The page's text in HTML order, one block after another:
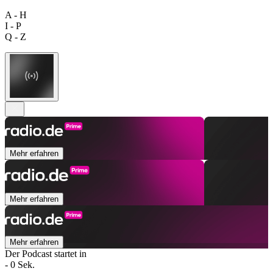
A - H
I - P
Q - Z
Mehr erfahren
Mehr erfahren
Mehr erfahren
Der Podcast startet in
- 0 Sek.